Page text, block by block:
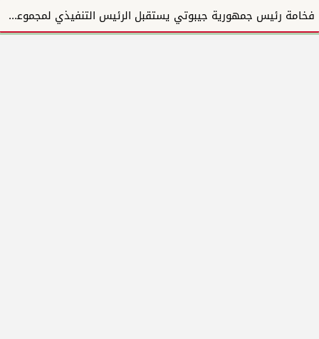
فخامة رئيس جمهورية جيبوتي يستقبل الرئيس التنفيذي لمجموعة المبارك للإنشاءات والتطوير العقاري ويؤكد دع...